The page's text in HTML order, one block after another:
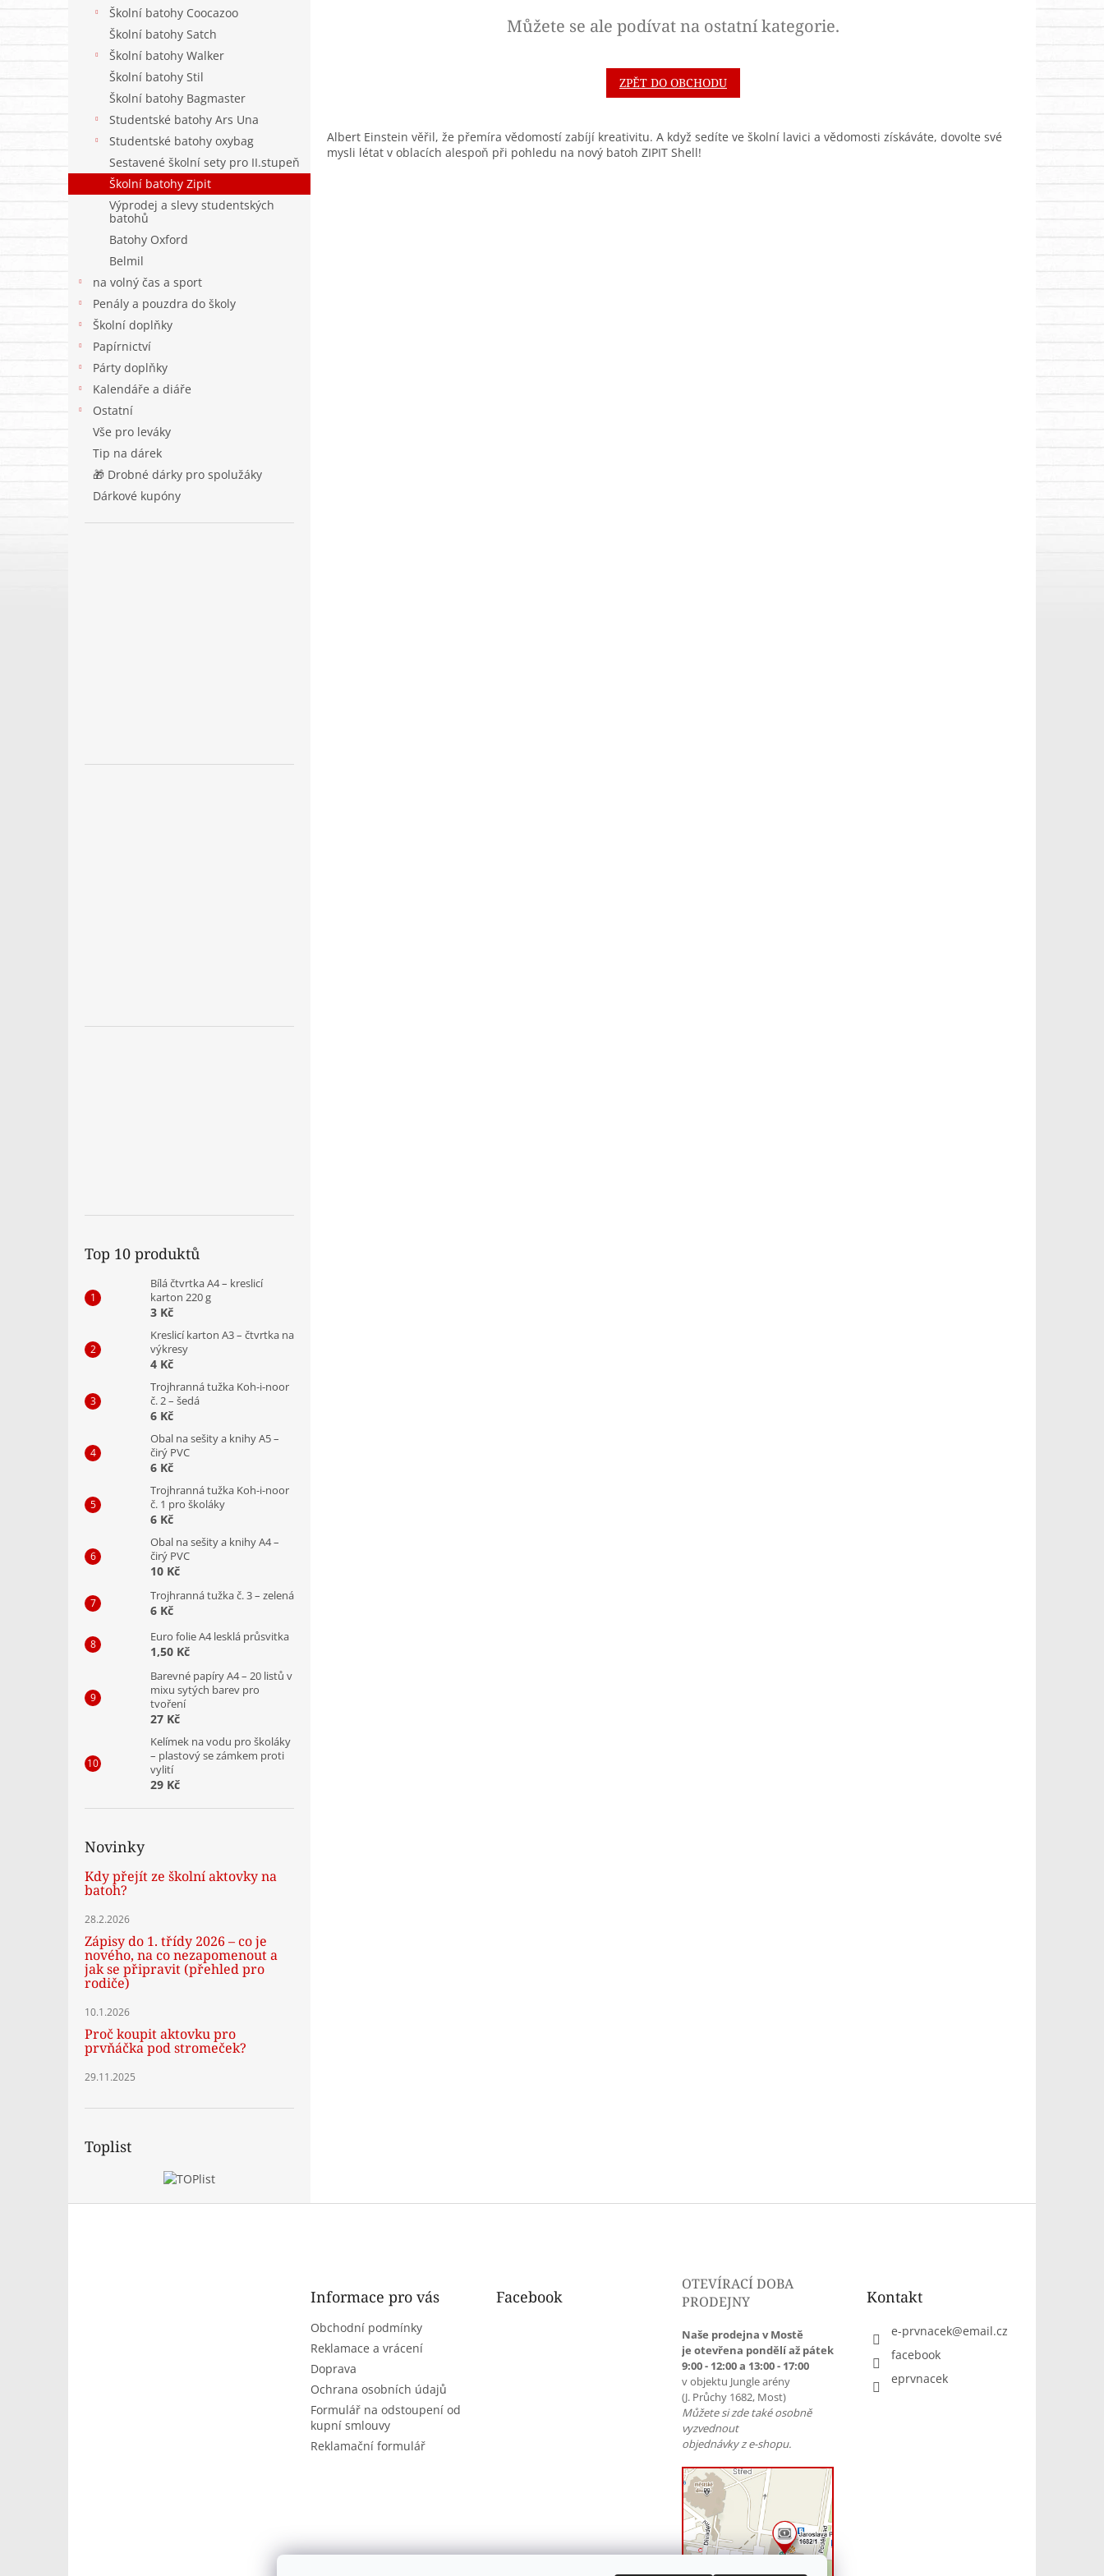
Školní batohy Coocazoo
Školní batohy Satch
Školní batohy Walker
Školní batohy Stil
Školní batohy Bagmaster
Studentské batohy Ars Una
Studentské batohy oxybag
Sestavené školní sety pro II.stupeň
Školní batohy Zipit
Výprodej a slevy studentských
batohů
Batohy Oxford
Belmil
na volný čas a sport
Penály a pouzdra do školy
Školní doplňky
Papírnictví
Párty doplňky
Kalendáře a diáře
Ostatní
Vše pro leváky
Tip na dárek
🎁 Drobné dárky pro spolužáky
Dárkové kupóny
Top 10 produktů
Bílá čtvrtka A4 – kreslicí
karton 220 g
3 Kč
Kreslicí karton A3 – čtvrtka na
výkresy
4 Kč
Trojhranná tužka Koh-i-noor
č. 2 – šedá
6 Kč
Obal na sešity a knihy A5 –
čirý PVC
6 Kč
Trojhranná tužka Koh-i-noor
č. 1 pro školáky
6 Kč
Obal na sešity a knihy A4 –
čirý PVC
10 Kč
Trojhranná tužka č. 3 – zelená
6 Kč
Euro folie A4 lesklá průsvitka
1,50 Kč
Barevné papíry A4 – 20 listů v
mixu sytých barev pro
tvoření
27 Kč
Kelímek na vodu pro školáky
– plastový se zámkem proti
vylití
29 Kč
Novinky
Kdy přejít ze školní aktovky na
batoh?
28.2.2026
Zápisy do 1. třídy 2026 – co je
nového, na co nezapomenout a
jak se připravit (přehled pro
rodiče)
10.1.2026
Proč koupit aktovku pro
prvňáčka pod stromeček?
29.11.2025
Toplist
Můžete se ale podívat na ostatní kategorie.
ZPĚT DO OBCHODU
Albert Einstein věřil, že přemíra vědomostí zabíjí kreativitu. A když sedíte ve školní lavici a vědomosti získáváte, dovolte své
mysli létat v oblacích alespoň při pohledu na nový batoh ZIPIT Shell!
Informace pro vás
Obchodní podmínky
Reklamace a vrácení
Doprava
Ochrana osobních údajů
Formulář na odstoupení od
kupní smlouvy
Reklamační formulář
Facebook
OTEVÍRACÍ DOBA
PRODEJNY
Naše prodejna v Mostě
je otevřena pondělí až pátek
9:00 - 12:00 a 13:00 - 17:00
v objektu Jungle arény
(J. Průchy 1682, Most)
Můžete si zde také osobně
vyzvednout
objednávky z e-shopu.
Kontakt
e-prvnacek@email.cz
facebook
eprvnacek